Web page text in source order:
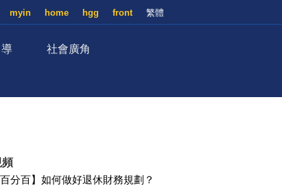
繁體
front
hgg
home
myin
社會廣角
頻
百分百】如何做好退休財務規劃？